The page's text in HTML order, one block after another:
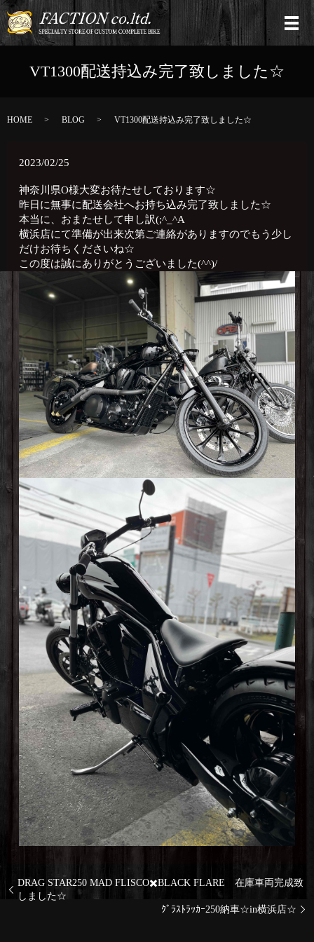
VT1300配送持込み完了致しました☆
HOME BLOG VT1300配送持込み完了致しました☆
2023/02/25
神奈川県O様大変お待たせしております☆
昨日に無事に配送会社へお持ち込み完了致しました☆
本当に、おまたせして申し訳(;^_^A
横浜店にて準備が出来次第ご連絡がありますのでもう少し
だけお待ちくださいね☆
この度は誠にありがとうございました(^^)/
DRAG STAR250 MAD FLISCO✖️BLACK FLARE 在庫車両完成致
しました☆
ｸﾞﾗｽﾄﾗｯｶｰ250納車☆in横浜店☆